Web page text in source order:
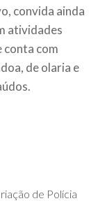
convida ainda
atividades
conta com
de olaria e
de Polícia